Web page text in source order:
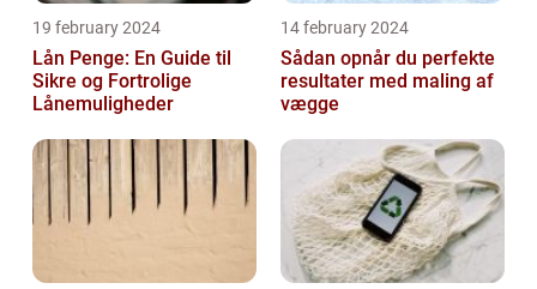
19 february 2024
Lån Penge: En Guide til
Sikre og Fortrolige
Lånemuligheder
14 february 2024
Sådan opnår du perfekte
resultater med maling af
vægge